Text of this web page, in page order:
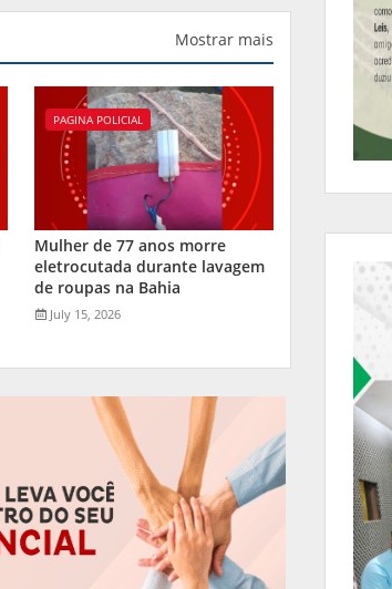
Mostrar mais
PAGINA POLICIAL
Mulher de 77 anos morre
eletrocutada durante lavagem
de roupas na Bahia
July 15, 2026